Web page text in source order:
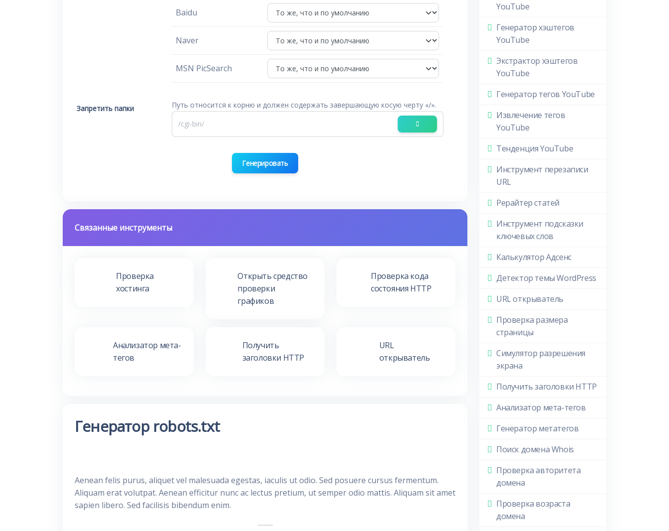
Baidu
Naver
MSN PicSearch
Запретить папки Путь относится к корню и должен содержать завершающую косую черту «/».
Генерировать
Связанные инструменты
Проверка
хостинга
Открыть средство
проверки
графиков
Проверка кода
состояния HTTP
Анализатор мета-
тегов
Получить
заголовки HTTP
URL
открыватель
Генератор robots.txt
Aenean felis purus, aliquet vel malesuada egestas, iaculis ut odio. Sed posuere cursus fermentum.
Aliquam erat volutpat. Aenean efficitur nunc ac lectus pretium, ut semper odio mattis. Aliquam sit amet
sapien libero. Sed facilisis bibendum enim.
YouTube
Генератор хэштегов
YouTube
Экстрактор хэштегов
YouTube
Генератор тегов YouTube
Извлечение тегов
YouTube
Тенденция YouTube
Инструмент перезаписи
URL
Рерайтер статей
Инструмент подсказки
ключевых слов
Калькулятор Адсенс
Детектор темы WordPress
URL открыватель
Проверка размера
страницы
Симулятор разрешения
экрана
Получить заголовки HTTP
Анализатор мета-тегов
Генератор метатегов
Поиск домена Whois
Проверка авторитета
домена
Проверка возраста
домена